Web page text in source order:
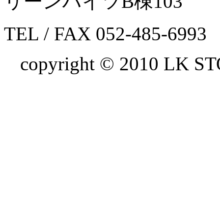
TEL / FAX 052-485-6993
copyright © 2010 LK